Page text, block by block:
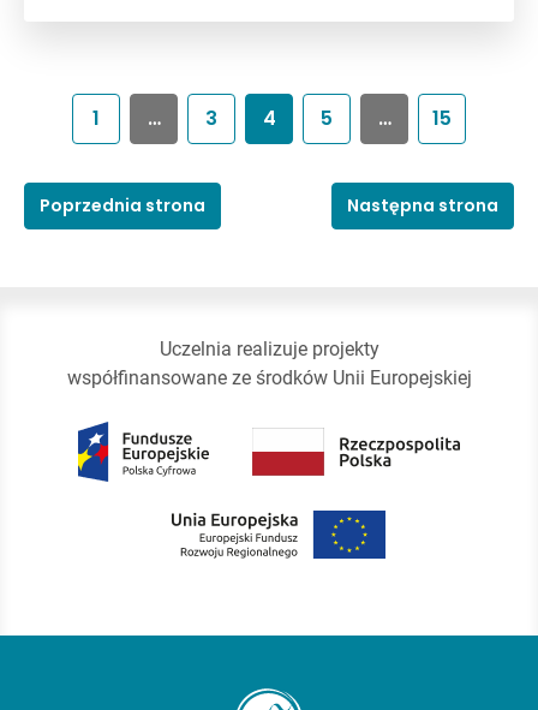
Poprzednia strona
1 … 3 4 5 … 15
Następna strona
Uczelnia realizuje projekty
współfinansowane ze środków Unii Europejskiej